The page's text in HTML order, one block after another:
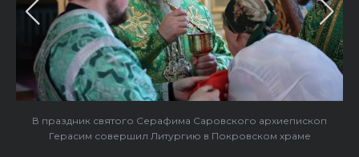
В праздник святого Серафима Саровского архиепископ
Герасим совершил Литургию в Покровском храме